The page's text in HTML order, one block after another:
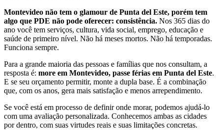
Montevideo não tem o glamour de Punta del Este, porém tem
algo que PDE não pode oferecer: consistência. Nos 365 dias do
ano você tem serviços, cultura, vida social, emprego, educação e
saúde de primeiro nível. Não há meses mortos. Não há temporadas.
Funciona sempre.
Para a grande maioria das pessoas e famílias que nos consultam, a
resposta é: more em Montevideo, passe férias em Punta del Este.
E se seu orçamento permitir, monte a dupla base. É a combinação
que, com os anos, gera mais satisfação e menos arrependimento.
Se você está em processo de definir onde morar, podemos ajudá-lo
com uma avaliação personalizada. Conhecemos ambas as cidades
por dentro, com suas virtudes reais e suas limitações concretas.